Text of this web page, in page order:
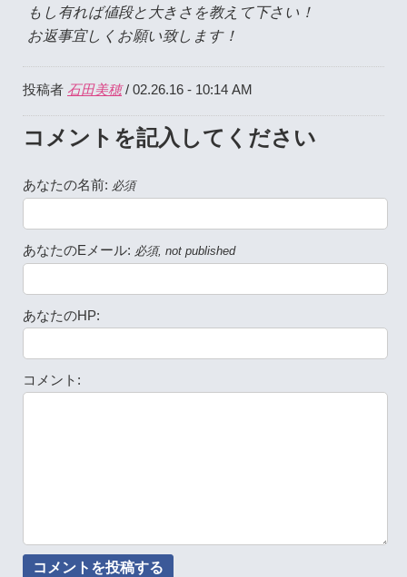
もし有れば値段と大きさを教えて下さい！
お返事宜しくお願い致します！
投稿者 石田美穂/ 02.26.16 - 10:14 AM
コメントを記入してください
あなたの名前: 必須
あなたのEメール: 必須, not published
あなたのHP:
コメント: